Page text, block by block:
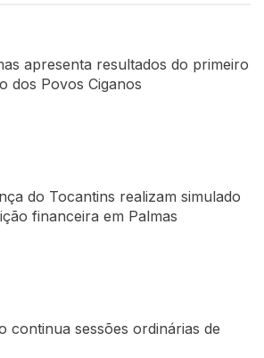
apresenta resultados do primeiro
dos Povos Ciganos
do Tocantins realizam simulado
financeira em Palmas
continua sessões ordinárias de